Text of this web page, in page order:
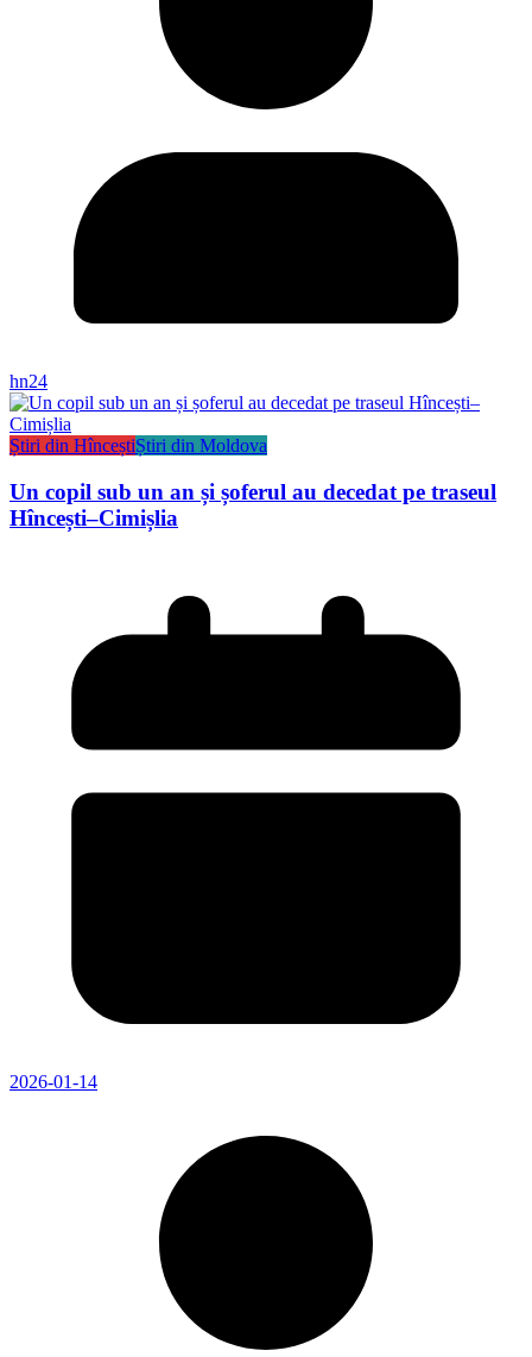
hn24
Știri din HînceștiȘtiri din Moldova
Un copil sub un an și șoferul au decedat pe traseul
Hîncești–Cimișlia
2026-01-14